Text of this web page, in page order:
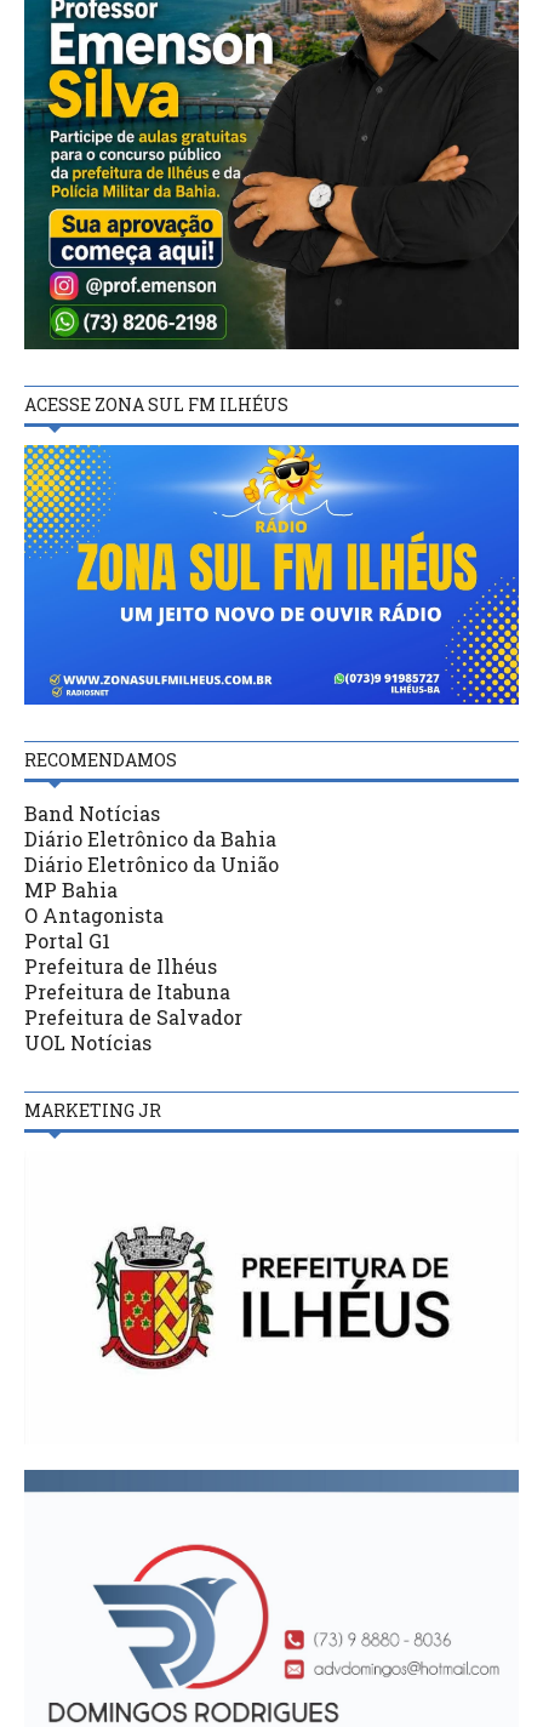
ACESSE ZONA SUL FM ILHÉUS
RECOMENDAMOS
Band Notícias
Diário Eletrônico da Bahia
Diário Eletrônico da União
MP Bahia
O Antagonista
Portal G1
Prefeitura de Ilhéus
Prefeitura de Itabuna
Prefeitura de Salvador
UOL Notícias
MARKETING JR